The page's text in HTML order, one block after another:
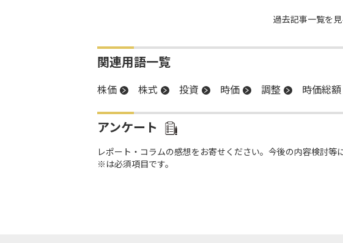
過去記事一覧を見
関連用語一覧
株価 株式 投資 時価 調整 時価総額
アンケート
レポート・コラムの感想をお寄せください。今後の内容検討等
※は必須項目です。